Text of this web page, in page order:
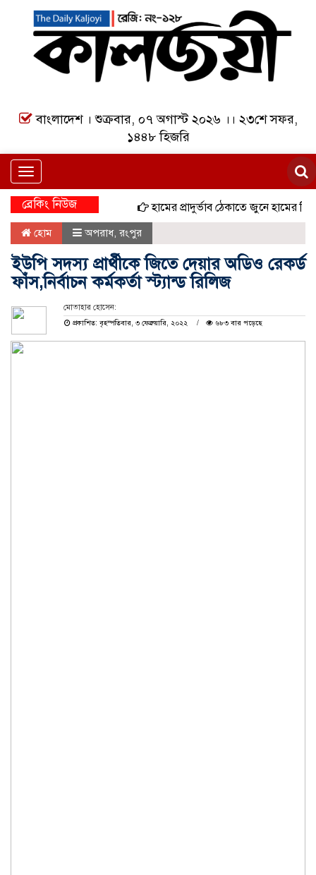
বাংলাদেশ । শুক্রবার, ০৭ অগাস্ট ২০২৬ ।। ২৩শে সফর,
১৪৪৮ হিজরি
Toggle
navigation
ব্রেকিং নিউজ হামের প্রাদুর্ভাব ঠেকাতে জুনে হামের
হোম অপরাধ, রংপুর
ইউপি সদস্য প্রার্থীকে জিতে দেয়ার অডিও রেকর্ড
ফাঁস,নির্বাচন কর্মকর্তা স্ট্যান্ড রিলিজ
মোতাহার হোসেন:
প্রকাশিত: বৃহস্পতিবার, ৩ ফেব্রুয়ারি, ২০২২
৬৮৩ বার পড়েছে